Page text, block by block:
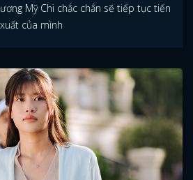
Mỹ Chi chắc chắn sẽ tiếp tục tiến
của mình